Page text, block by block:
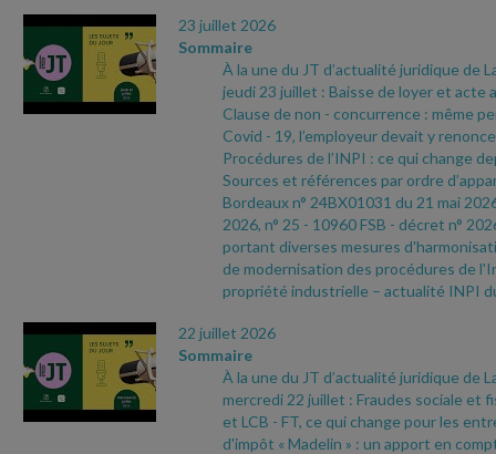
23 juillet 2026
Sommaire
À la une du JT d’actualité juridique de
jeudi 23 juillet : Baisse de loyer et acte
Clause de non - concurrence : même
Covid - 19, l’employeur devait y
Procédures de l’INPI : ce qui change
Sources et références par ordre
Bordeaux n° 24BX01031 du 21 mai
2026, n° 25 - 10960 FSB - décret n°
portant diverses mesures
de modernisation des procédures de
propriété industrielle – actualité INPI
22 juillet 2026
Sommaire
À la une du JT d’actualité juridique de
mercredi 22 juillet : Fraudes sociale et
et LCB - FT, ce qui change pour les
d'impôt « Madelin » : un apport en